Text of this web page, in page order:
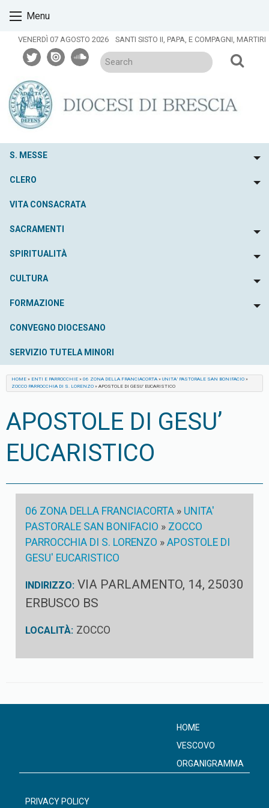
content
Menu
VENERDÌ 07 AGOSTO 2026 SANTI SISTO II, PAPA, E COMPAGNI, MARTIRI
twitterissuusoundcloud
S. MESSE
CLERO
VITA CONSACRATA
SACRAMENTI
SPIRITUALITÀ
CULTURA
FORMAZIONE
CONVEGNO DIOCESANO
SERVIZIO TUTELA MINORI
HOME » ENTI E PARROCCHIE » 06 ZONA DELLA FRANCIACORTA » UNITA’ PASTORALE SAN BONIFACIO »
ZOCCO PARROCCHIA DI S. LORENZO » APOSTOLE DI GESU’ EUCARISTICO
APOSTOLE DI GESU’
EUCARISTICO
06 ZONA DELLA FRANCIACORTA » UNITA'
PASTORALE SAN BONIFACIO » ZOCCO
PARROCCHIA DI S. LORENZO » APOSTOLE DI
GESU' EUCARISTICO
INDIRIZZO: VIA PARLAMENTO, 14, 25030
ERBUSCO BS
LOCALITÀ: ZOCCO
HOME
VESCOVO
ORGANIGRAMMA
PRIVACY POLICY